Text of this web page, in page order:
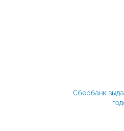
Сбербанк